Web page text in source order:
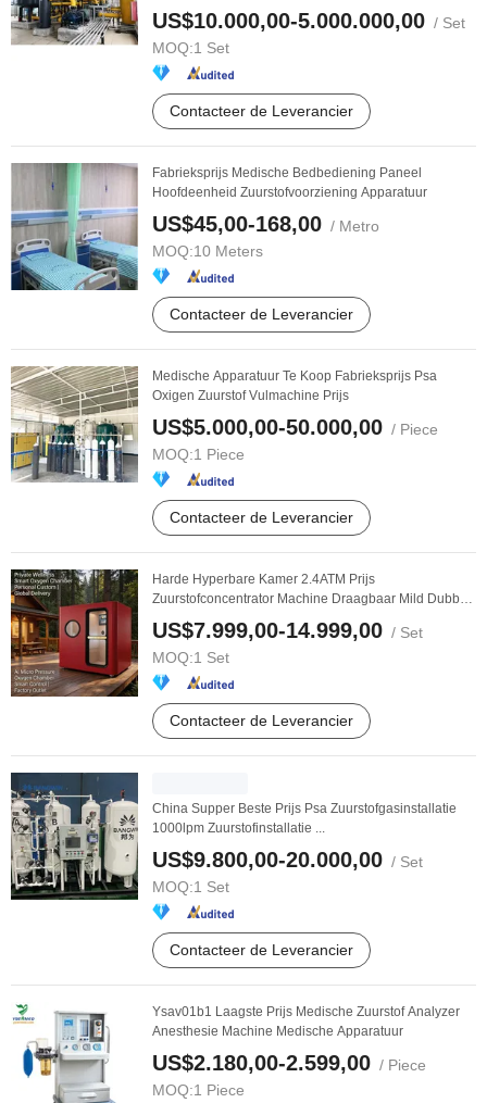
voor ...
US$10.000,00-5.000.000,00 / Set
MOQ:1 Set
Contacteer de Leverancier
Fabrieksprijs Medische Bedbediening Paneel
Hoofdeenheid Zuurstofvoorziening Apparatuur
US$45,00-168,00 / Metro
MOQ:10 Meters
Contacteer de Leverancier
Medische Apparatuur Te Koop Fabrieksprijs Psa
Oxigen Zuurstof Vulmachine Prijs
US$5.000,00-50.000,00 / Piece
MOQ:1 Piece
Contacteer de Leverancier
Harde Hyperbare Kamer 2.4ATM Prijs
Zuurstofconcentrator Machine Draagbaar Mild Dubbel
Persoon ...
US$7.999,00-14.999,00 / Set
MOQ:1 Set
Contacteer de Leverancier
China Supper Beste Prijs Psa Zuurstofgasinstallatie
1000lpm Zuurstofinstallatie ...
US$9.800,00-20.000,00 / Set
MOQ:1 Set
Contacteer de Leverancier
Ysav01b1 Laagste Prijs Medische Zuurstof Analyzer
Anesthesie Machine Medische Apparatuur
US$2.180,00-2.599,00 / Piece
MOQ:1 Piece